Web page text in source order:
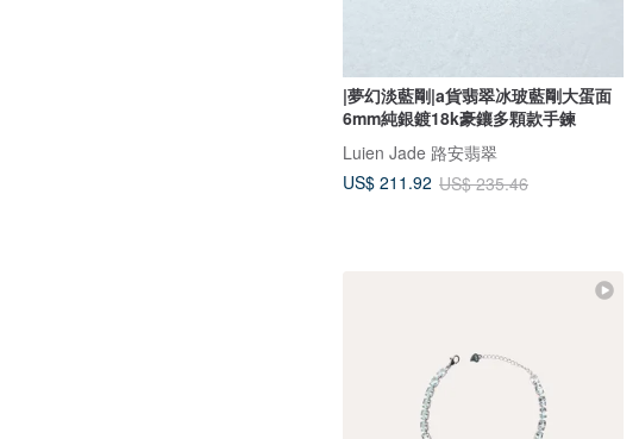
|夢幻淡藍剛|a貨翡翠冰玻藍剛大蛋面
6mm純銀鍍18k豪鑲多顆款手鍊
Luien Jade 路安翡翠
US$ 211.92 US$ 235.46